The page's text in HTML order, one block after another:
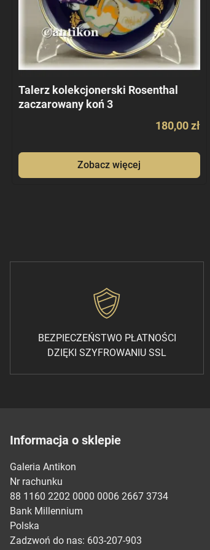
Talerz kolekcjonerski Rosenthal
zaczarowany koń 3
180,00 zł
Zobacz więcej
BEZPIECZEŃSTWO PŁATNOŚCI
DZIĘKI SZYFROWANIU SSL
Informacja o sklepie
Galeria Antikon
Nr rachunku
88 1160 2202 0000 0006 2667 3734
Bank Millennium
Polska
Zadzwoń do nas: 603-207-903